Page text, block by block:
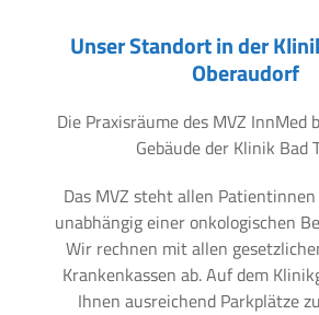
Unser Standort in der
Oberaudorf
Die Praxisräume des MVZ InnMed
Gebäude der Klinik Bad
Das MVZ steht allen
unabhängig einer onkologischen
Wir rechnen mit allen
Krankenkassen ab. Auf dem
Ihnen ausreichend Parkplätze